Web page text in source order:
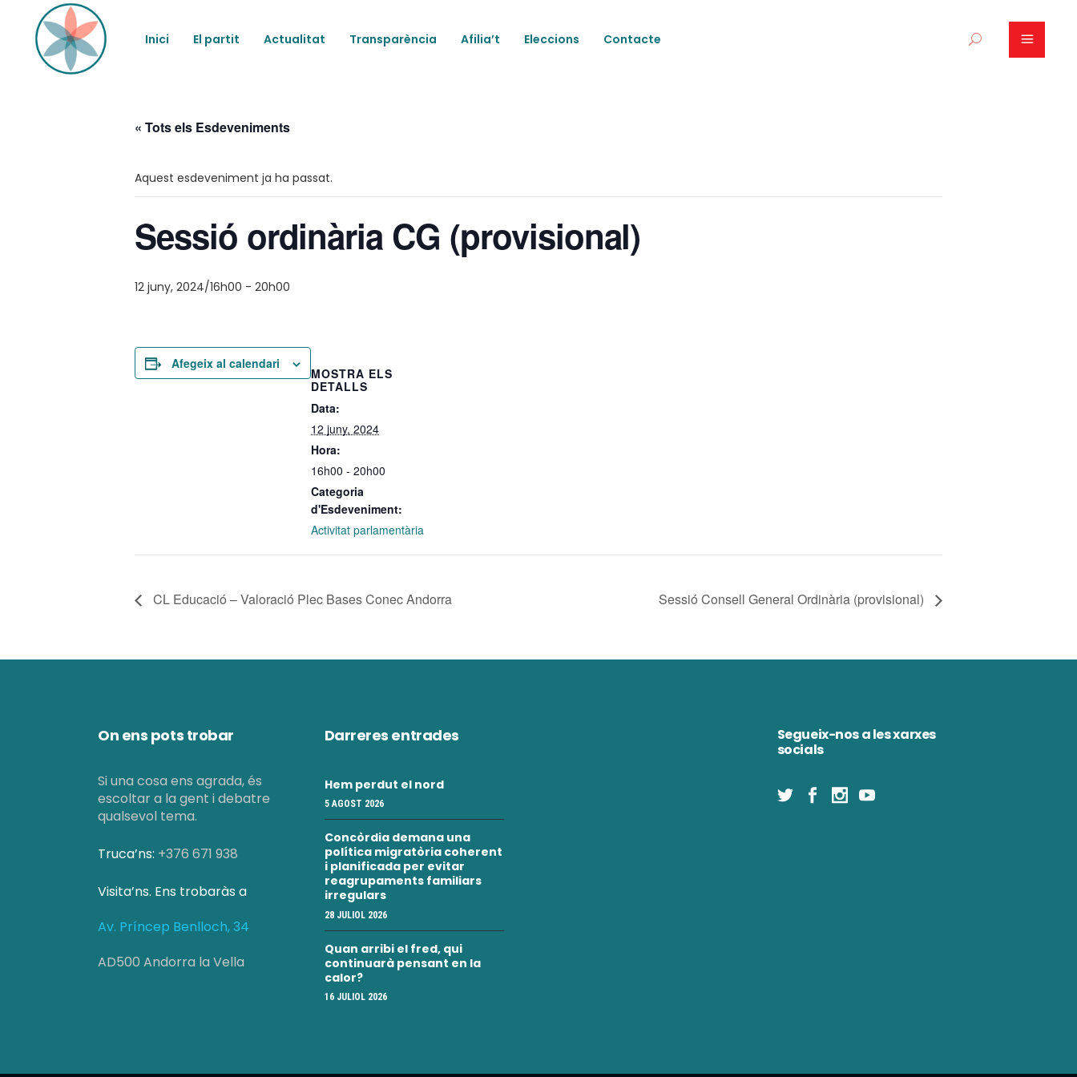
Inici El partit Actualitat Transparència Afilia’t Eleccions Contacte
« Tots els Esdeveniments
Aquest esdeveniment ja ha passat.
Sessió ordinària CG (provisional)
12 juny, 2024/16h00 - 20h00
Afegeix al calendari
MOSTRA ELS
DETALLS
Data:
12 juny, 2024
Hora:
16h00 - 20h00
Categoria
d'Esdeveniment:
Activitat parlamentària
CL Educació – Valoració Plec Bases Conec Andorra Sessió Consell General Ordinària (provisional)
On ens pots trobar
Si una cosa ens agrada, és
escoltar a la gent i debatre
qualsevol tema.
Truca’ns: +376 671 938
Visita’ns. Ens trobaràs a
Av. Príncep Benlloch, 34
AD500 Andorra la Vella
Darreres entrades
Hem perdut el nord
5 AGOST 2026
Concòrdia demana una
política migratòria coherent
i planificada per evitar
reagrupaments familiars
irregulars
28 JULIOL 2026
Quan arribi el fred, qui
continuarà pensant en la
calor?
16 JULIOL 2026
Segueix-nos a les xarxes
socials